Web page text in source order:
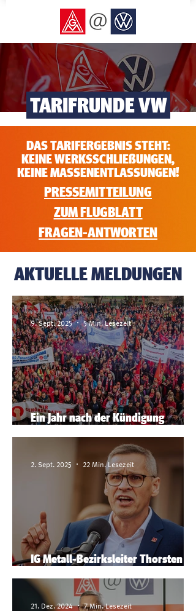
TARIFRUNDE VW
DAS TARIFERGEBNIS STEHT:
KEINE WERKSSCHLIEßUNGEN,
KEINE MASSENENTLASSUNGEN!
PRESSEMITTEILUNG
ZUM FLUGBLATT
FRAGEN-ANTWORTEN
AKTUELLE MELDUNGEN
Ein Jahr nach der Kündigung
zentraler VW-Tarifverträge
9. Sept. 2025 5 Min. Lesezeit
IG Metall-Bezirksleiter Thorsten
Gröger im Gespräch
2. Sept. 2025 22 Min. Lesezeit
21. Dez. 2024 7 Min. Lesezeit